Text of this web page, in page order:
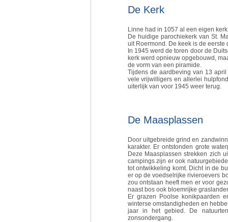
De Kerk
Linne had in 1057 al een eigen
De huidige parochiekerk van St.
uit Roermond. De keek is de
In 1945 werd de toren door de
kerk werd opnieuw opgebouwd,
de vorm van een piramide.
Tijdens de aardbeving van 13
vele vrijwilligers en allerlei
uiterlijk van voor 1945 weer terug.
De Maasplassen
Door uitgebreide grind en
karakter. Er ontstonden grote
Deze Maasplassen strekken zich
campings zijn er ook
tot ontwikkeling komt. Dicht in de
er op de voedselrijke rivieroevers
zou ontstaan heeft men er voor
naast bos ook bloemrijke
Er grazen Poolse konikpaarden
winterse omstandigheden en
jaar in het gebied. De
zonsondergang.